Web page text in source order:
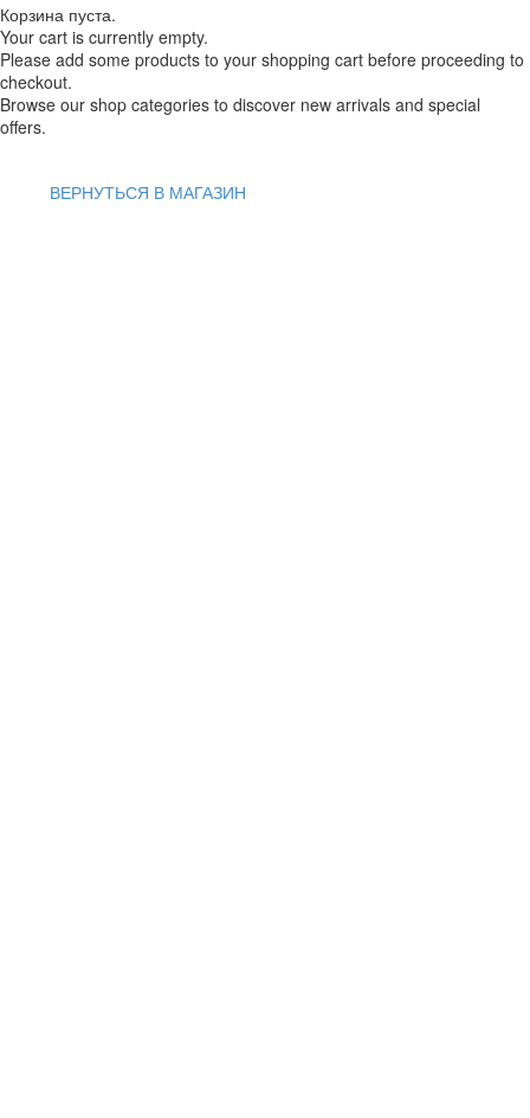
Корзина пуста.
Your cart is currently empty.
Please add some products to your shopping cart before proceeding to
checkout.
Browse our shop categories to discover new arrivals and special
offers.
ВЕРНУТЬСЯ В МАГАЗИН